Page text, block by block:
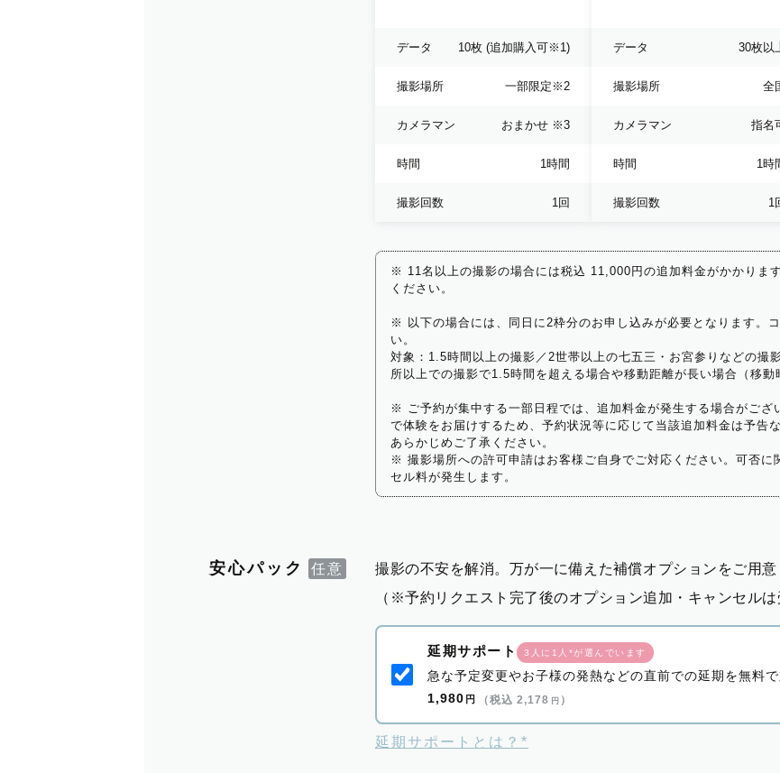
データ 10枚 (追加購入可※1)
撮影場所 一部限定 ※2
カメラマン おまかせ ※3
時間 1時間
撮影回数 1回
データ 30枚以
撮影場所 全
カメラマン 指名
時間 1時
撮影回数 1
※ 11名以上の撮影の場合には税込 11,000円の追加料金がかかりま
ください。
※ 以下の場合には、同日に2枠分のお申し込みが必要となります。
い。
対象：1.5時間以上の撮影／2世帯以上の七五三・お宮参りなどの撮
所以上での撮影で1.5時間を超える場合や移動距離が長い場合（移動
※ ご予約が集中する一部日程では、追加料金が発生する場合がござ
で体験をお届けするため、予約状況等に応じて当該追加料金は予告
あらかじめご了承ください。
※ 撮影場所への許可申請はお客様ご自身でご対応ください。可否に
セル料が発生します。
安心パック
撮影の不安を解消。万が一に備えた補償オプションをご用意
（※予約リクエスト完了後のオプション追加・キャンセルは
延期サポート 3人に1人*が選んでいます
急な予定変更やお子様の発熱などの直前での延期を無料で
1,980 円 （税込 2,178 円 ）
延期サポートとは？*